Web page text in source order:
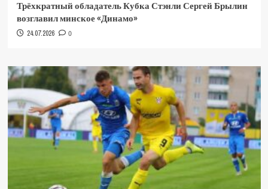
Трёхкратный обладатель Кубка Стэнли Сергей Брылин
возглавил минское «Динамо»
24.07.2026 0